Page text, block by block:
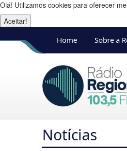
Olá! Utilizamos cookies para oferecer
Aceitar!
Home
Sobre a
Notícias